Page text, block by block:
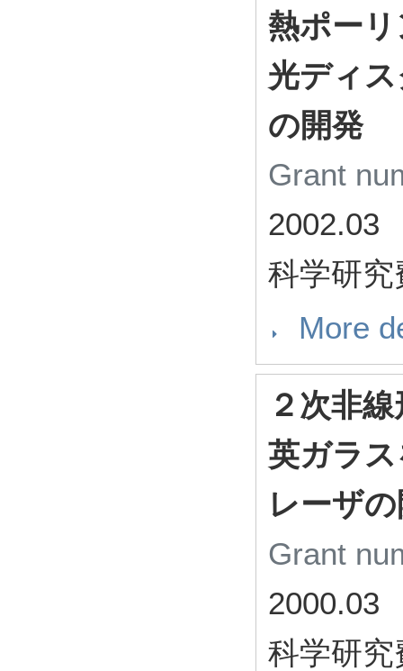
熱ポー
光ディ
の開発
Grant
2002.03
科学研
More
２次非
英ガラ
レーザ
Grant
2000.03
科学研